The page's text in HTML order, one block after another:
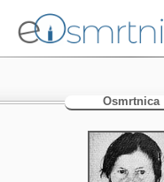
Osmrtnica